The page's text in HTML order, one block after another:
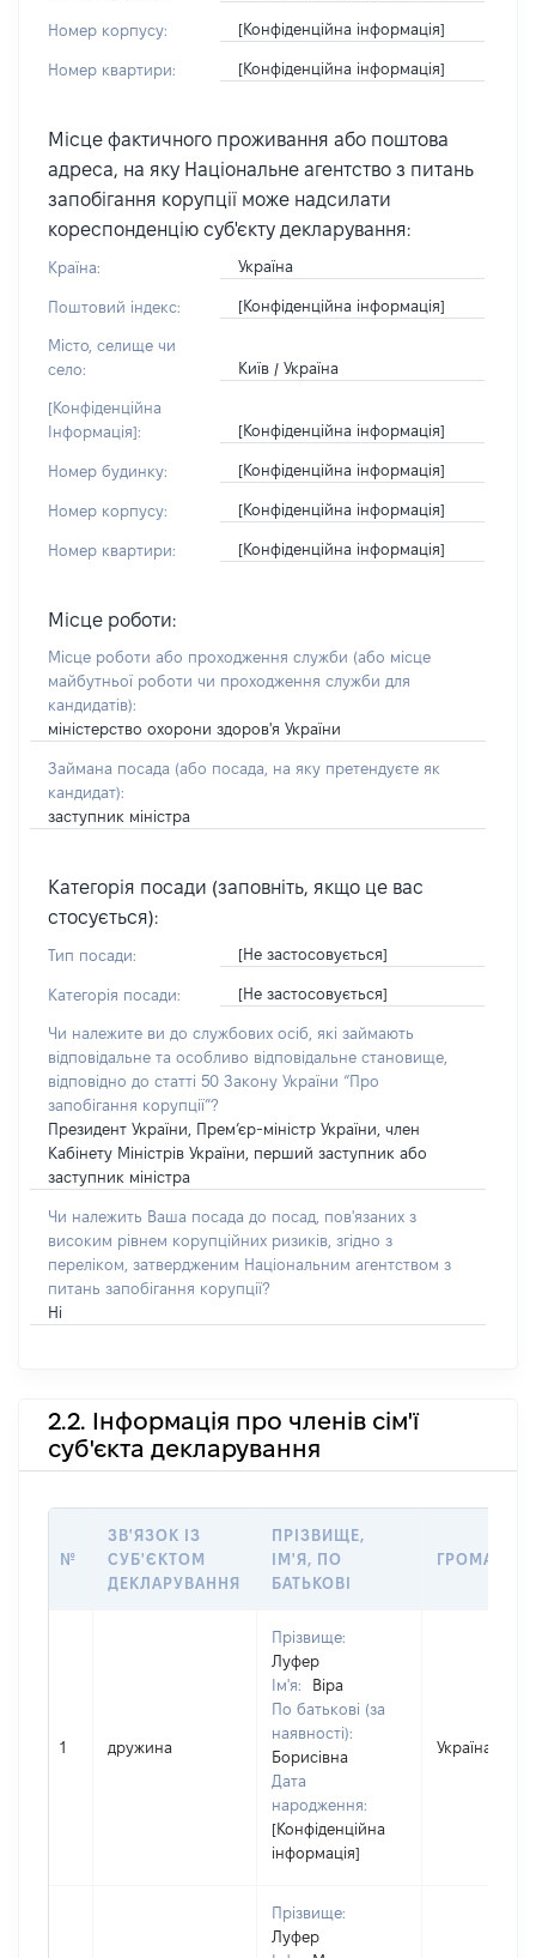
Номер корпусу: [Конфіденційна інформація]
Номер квартири: [Конфіденційна інформація]
Місце фактичного проживання або поштова
адреса, на яку Національне агентство з питань
запобігання корупції може надсилати
кореспонденцію суб'єкту декларування:
Країна: Україна
Поштовий індекс: [Конфіденційна інформація]
Місто, селище чи
село:
Київ / Україна
[Конфіденційна
Інформація]:
[Конфіденційна інформація]
Номер будинку: [Конфіденційна інформація]
Номер корпусу: [Конфіденційна інформація]
Номер квартири: [Конфіденційна інформація]
Місце роботи:
Місце роботи або проходження служби (або місце
майбутньої роботи чи проходження служби для
кандидатів):
міністерство охорони здоров'я України
Займана посада (або посада, на яку претендуєте як
кандидат):
заступник міністра
Категорія посади (заповніть, якщо це вас
стосується):
Тип посади: [Не застосовується]
Категорія посади: [Не застосовується]
Чи належите ви до службових осіб, які займають
відповідальне та особливо відповідальне становище,
відповідно до статті 50 Закону України “Про
запобігання корупції”?
Президент України, Прем’єр-міністр України, член
Кабінету Міністрів України, перший заступник або
заступник міністра
Чи належить Ваша посада до посад, пов'язаних з
високим рівнем корупційних ризиків, згідно з
переліком, затвердженим Національним агентством з
питань запобігання корупції?
Ні
2.2. Інформація про членів сім'ї
суб'єкта декларування
№
ЗВ'ЯЗОК ІЗ
СУБ'ЄКТОМ
ДЕКЛАРУВАННЯ
ПРІЗВИЩЕ,
ІМ'Я, ПО
БАТЬКОВІ
1 дружина
Прізвище:
Луфер
Ім'я:
Віра
По батькові (за
наявності):
Борисівна
Дата
народження:
[Конфіденційна
інформація]
Україна
Прізвище:
Луфер